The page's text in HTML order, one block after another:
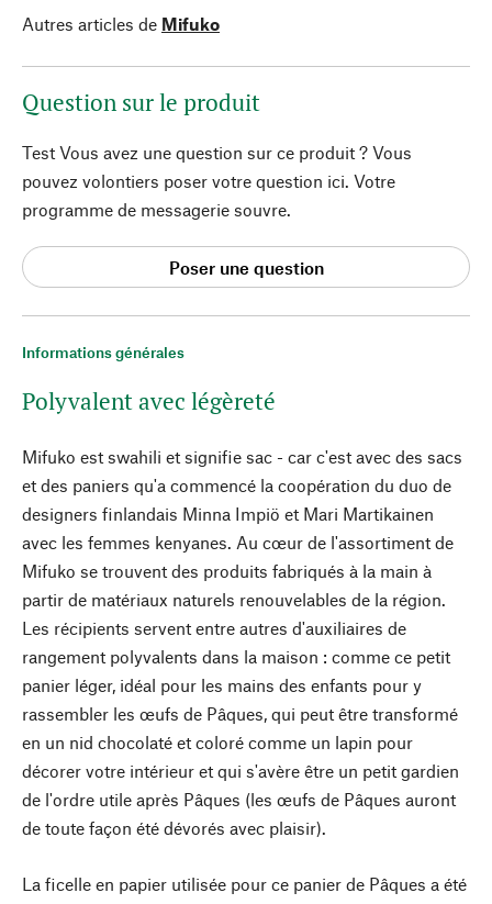
Informations générales
Polyvalent avec légèreté
Mifuko est swahili et signifie sac - car c'est avec des sacs
et des paniers qu'a commencé la coopération du duo de
designers finlandais Minna Impiö et Mari Martikainen
avec les femmes kenyanes. Au cœur de l'assortiment de
Mifuko se trouvent des produits fabriqués à la main à
partir de matériaux naturels renouvelables de la région.
Les récipients servent entre autres d'auxiliaires de
rangement polyvalents dans la maison : comme ce petit
panier léger, idéal pour les mains des enfants pour y
rassembler les œufs de Pâques, qui peut être transformé
en un nid chocolaté et coloré comme un lapin pour
décorer votre intérieur et qui s'avère être un petit gardien
de l'ordre utile après Pâques (les œufs de Pâques auront
de toute façon été dévorés avec plaisir).
La ficelle en papier utilisée pour ce panier de Pâques a été
Autres articles de Mifuko
Question sur le produit
Test Vous avez une question sur ce produit ? Vous
pouvez volontiers poser votre question ici. Votre
programme de messagerie souvre.
Poser une question